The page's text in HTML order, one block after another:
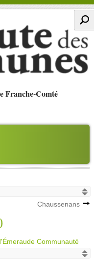
Franche-Comté
Chaussenans
Communauté